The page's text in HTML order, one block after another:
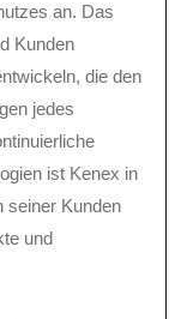
an. Das
Kunden
die den
jedes
ist Kenex in
seiner Kunden
und